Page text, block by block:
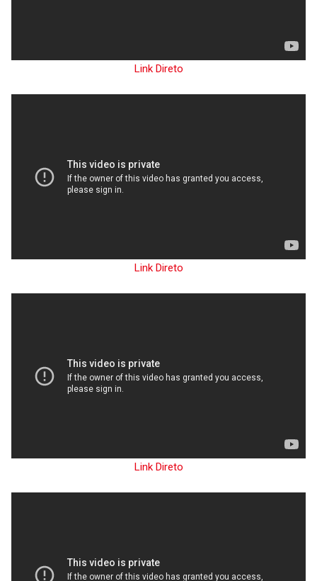
Link Direto
Link Direto
Link Direto